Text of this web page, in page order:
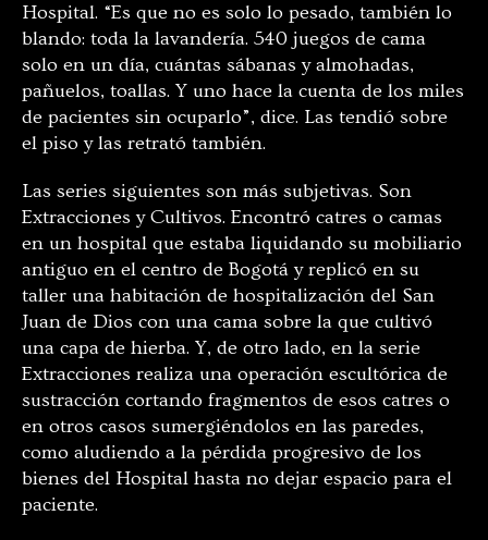
Hospital. “Es que no es solo lo pesado, también lo
blando: toda la lavandería. 540 juegos de cama
solo en un día, cuántas sábanas y almohadas,
pañuelos, toallas. Y uno hace la cuenta de los miles
de pacientes sin ocuparlo”, dice. Las tendió sobre
el piso y las retrató también.
Las series siguientes son más subjetivas. Son
Extracciones y Cultivos. Encontró catres o camas
en un hospital que estaba liquidando su mobiliario
antiguo en el centro de Bogotá y replicó en su
taller una habitación de hospitalización del San
Juan de Dios con una cama sobre la que cultivó
una capa de hierba. Y, de otro lado, en la serie
Extracciones realiza una operación escultórica de
sustracción cortando fragmentos de esos catres o
en otros casos sumergiéndolos en las paredes,
como aludiendo a la pérdida progresivo de los
bienes del Hospital hasta no dejar espacio para el
paciente.